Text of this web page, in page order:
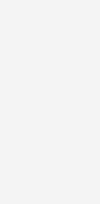
CO₂-Emission: 119
AT
CO₂-Emission: 129
CO₂-Emission: 120